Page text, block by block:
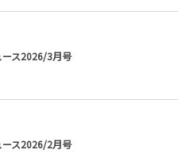
ース2026/3月号
ース2026/2月号